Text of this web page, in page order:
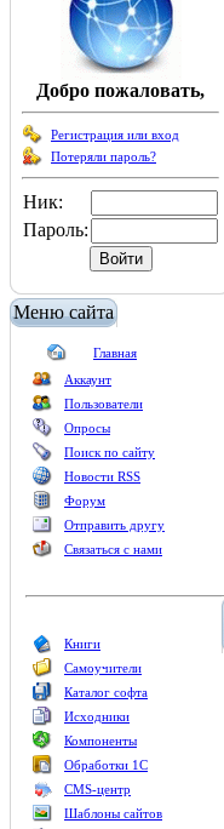
Добро пожаловать,
Регистрация или вход
Потеряли пароль?
Ник:
Пароль:
Меню сайта
Главная
Аккаунт
Пользователи
Опросы
Поиск по сайту
Новости RSS
Форум
Отправить другу
Связаться с нами
Книги
Самоучители
Каталог софта
Исходники
Компоненты
Обработки 1С
CMS-центр
Шаблоны сайтов